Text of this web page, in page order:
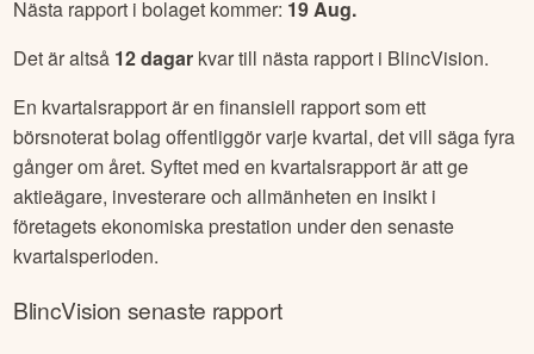
Nästa rapport i bolaget kommer: 19 Aug.
Det är altså 12dagar kvar till nästa rapport i BlincVision.
En kvartalsrapport är en finansiell rapport som ett
börsnoterat bolag offentliggör varje kvartal, det vill säga fyra
gånger om året. Syftet med en kvartalsrapport är att ge
aktieägare, investerare och allmänheten en insikt i
företagets ekonomiska prestation under den senaste
kvartalsperioden.
BlincVision senaste rapport